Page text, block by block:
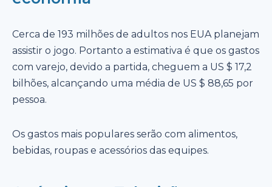
Cerca de 193 milhões de adultos nos EUA planejam
assistir o jogo. Portanto a estimativa é que os gastos
com varejo, devido a partida, cheguem a US $ 17,2
bilhões, alcançando uma média de US $ 88,65 por
pessoa.
Os gastos mais populares serão com alimentos,
bebidas, roupas e acessórios das equipes.